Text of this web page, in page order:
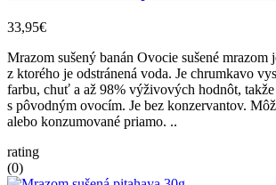
33,95€
Mrazom sušený banán Ovocie sušené mrazom
z ktorého je odstránená voda. Je chrumkavo
farbu, chuť a až 98% výživových hodnôt,
s pôvodným ovocím. Je bez konzervantov.
alebo konzumované priamo. ..
rating
(0)